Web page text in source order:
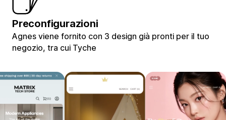
Preconfigurazioni
Agnes viene fornito con 3 design già pronti per il tuo
negozio, tra cui Tyche